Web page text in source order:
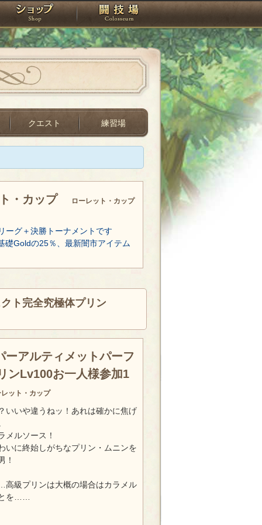
タジオ ショップ 闘技場
クエスト 練習場
・カップ ローレット・カップ
ーグ＋決勝トーナメントです
礎Goldの25％、最新闇市アイテム
ト完全究極体プリン
アルティメットパーフ
ンLv100お一人様参加1
ット・カップ
いいや違うねッ！あれは確かに焦げ
ルソース！
いに終始しがちなプリン・ムニンを
！
級プリンは大概の場合はカラメル
を……